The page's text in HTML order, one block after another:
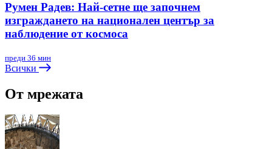
Румен Радев: Най-сетне ще започнем
изграждането на национален център за
наблюдение от космоса
преди 36 мин
Всички
От мрежата